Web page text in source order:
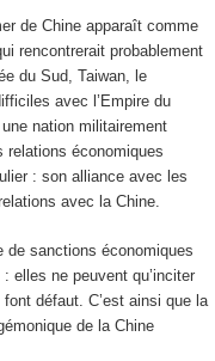
de Chine apparaît comme
rencontrerait probablement
du Sud, Taiwan, le
avec l’Empire du
nation militairement
relations économiques
: son alliance avec les
avec la Chine.
de sanctions économiques
elles ne peuvent qu’inciter
font défaut. C’est ainsi que la
de la Chine